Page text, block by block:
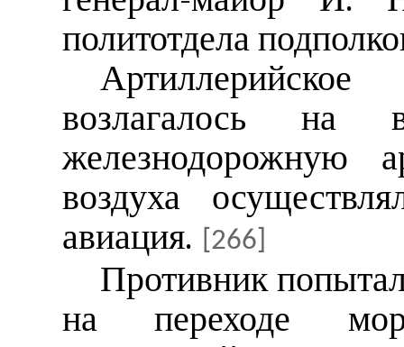
политотдела
возлагалось на
железнодорожную
воздуха
авиация.
[266]
Противник
на переходе